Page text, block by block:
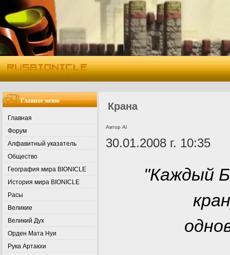
Главное меню
Главная
Форум
Алфавитный указатель
Общество
География мира BIONICLE
История мира BIONICLE
Расы
Великие
Великий Дух
Орден Мата Нуи
Рука Артакхи
Крана
Автор Al
30.01.2008 г. 10:35
"Каждый